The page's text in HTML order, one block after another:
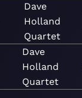
Dave
Holland
Quartet
Dave
Holland
Quartet